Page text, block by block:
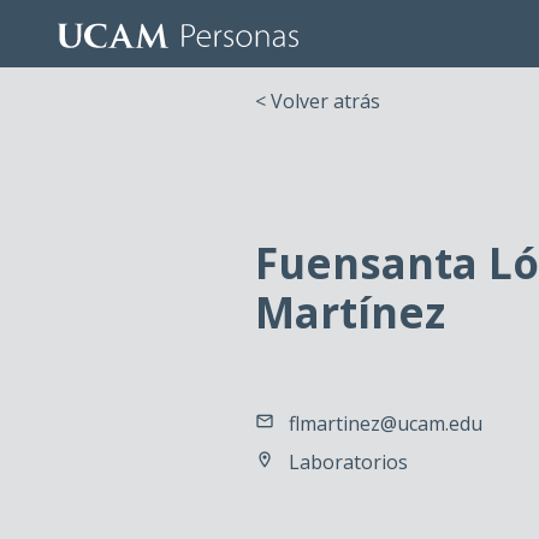
< Volver atrás
Fuensanta
Martínez
flmartinez@ucam.edu
Laboratorios